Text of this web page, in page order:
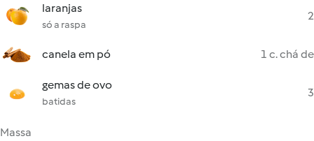
laranjas
só a raspa
2
canela em pó 1 c. chá de
gemas de ovo
batidas
3
Massa